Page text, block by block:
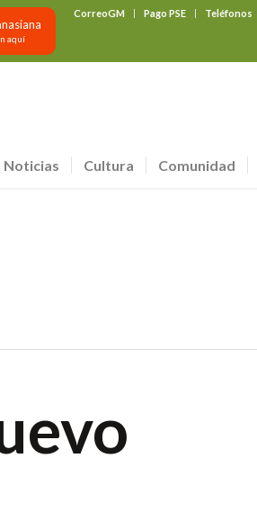
CorreoGM Pago PSE Teléfonos
aquí
Noticias Cultura Comunidad